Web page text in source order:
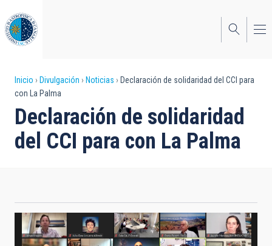
al
contenido
principal
Sobrescribir
enlaces
de
ayuda
navegación
Inicio Divulgación Noticias
Declaración de solidaridad del CCI para
con La Palma
Declaración de solidaridad
del CCI para con La Palma